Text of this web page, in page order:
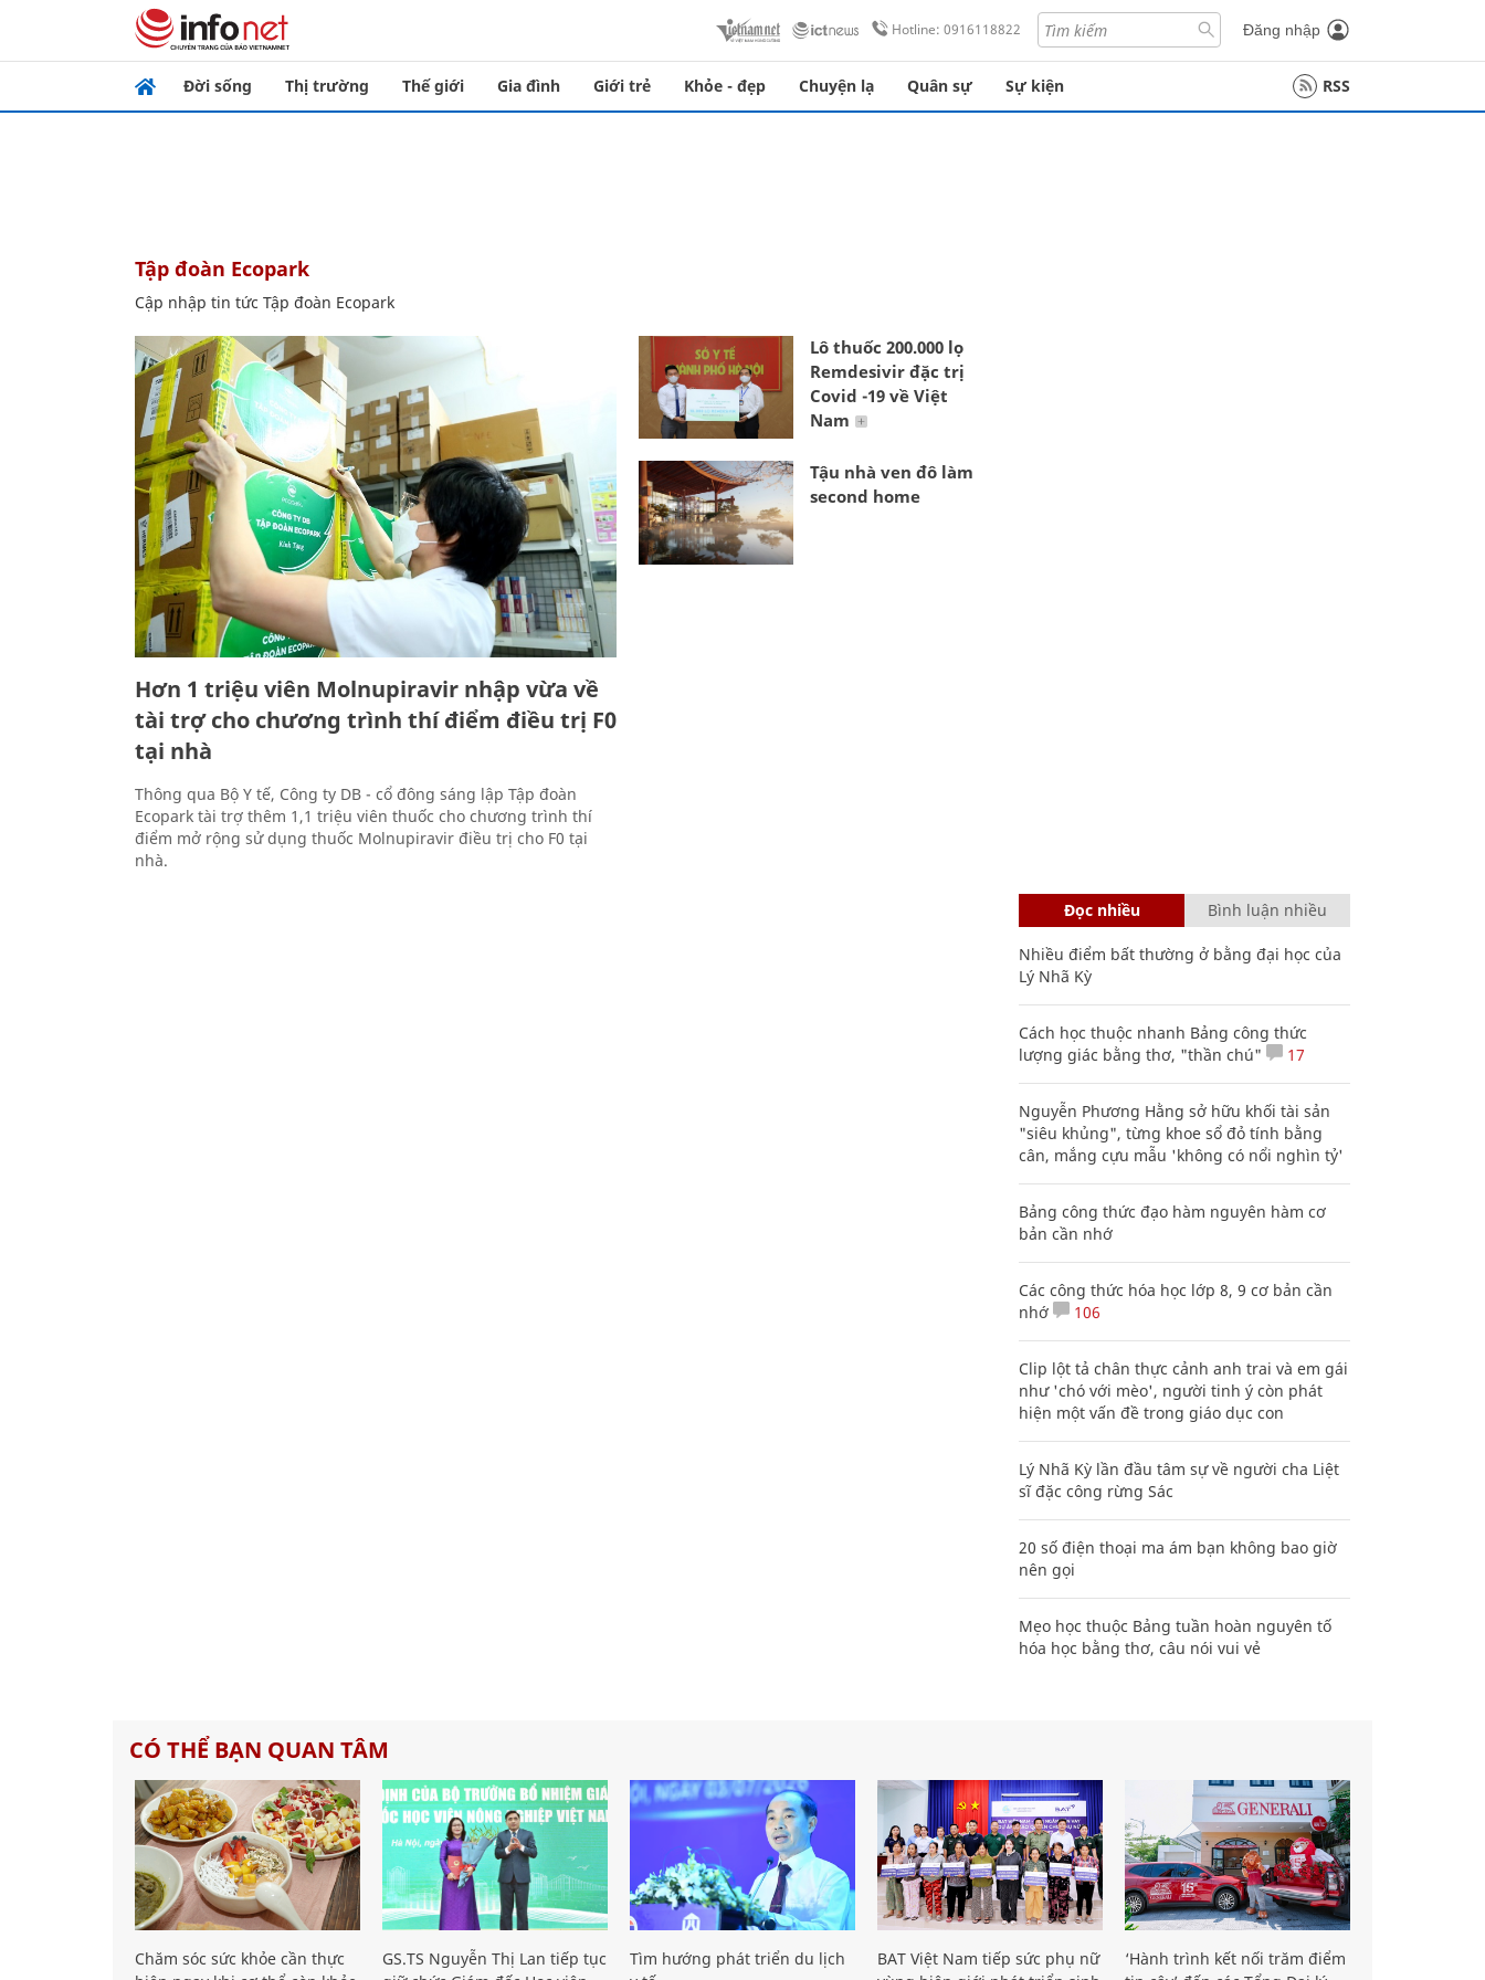
Hotline: 0916118822 Đăng nhập
Đời sống Thị trường Thế giới Gia đình Giới trẻ Khỏe - đẹp Chuyện lạ Quân sự Sự kiện RSS
Tập đoàn Ecopark
Cập nhập tin tức Tập đoàn Ecopark
Hơn 1 triệu viên Molnupiravir nhập vừa về
tài trợ cho chương trình thí điểm điều trị F0
tại nhà
Thông qua Bộ Y tế, Công ty DB - cổ đông sáng lập Tập đoàn
Ecopark tài trợ thêm 1,1 triệu viên thuốc cho chương trình thí
điểm mở rộng sử dụng thuốc Molnupiravir điều trị cho F0 tại
nhà.
Lô thuốc 200.000 lọ
Remdesivir đặc trị
Covid -19 về Việt
Nam
Tậu nhà ven đô làm
second home
Đọc nhiều Bình luận nhiều
Nhiều điểm bất thường ở bằng đại học của
Lý Nhã Kỳ
Cách học thuộc nhanh Bảng công thức
lượng giác bằng thơ, "thần chú"
17
Nguyễn Phương Hằng sở hữu khối tài sản
"siêu khủng", từng khoe sổ đỏ tính bằng
cân, mắng cựu mẫu 'không có nổi nghìn tỷ'
Bảng công thức đạo hàm nguyên hàm cơ
bản cần nhớ
Các công thức hóa học lớp 8, 9 cơ bản cần
nhớ
106
Clip lột tả chân thực cảnh anh trai và em gái
như 'chó với mèo', người tinh ý còn phát
hiện một vấn đề trong giáo dục con
Lý Nhã Kỳ lần đầu tâm sự về người cha Liệt
sĩ đặc công rừng Sác
20 số điện thoại ma ám bạn không bao giờ
nên gọi
Mẹo học thuộc Bảng tuần hoàn nguyên tố
hóa học bằng thơ, câu nói vui vẻ
CÓ THỂ BẠN QUAN TÂM
Chăm sóc sức khỏe cần thực
GS.TS Nguyễn Thị Lan tiếp tục
Tìm hướng phát triển du lịch
BAT Việt Nam tiếp sức phụ nữ
‘Hành trình kết nối trăm điểm